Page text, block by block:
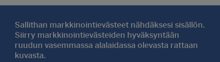
Sallithan markkinointievästeet nähdäksesi sisällön.
Siirry markkinointievästeiden hyväksyntään
ruudun vasemmassa alalaidassa olevasta rattaan
kuvasta.
Katso eteisen huima muutos: Musta Sovella-
säilytysjärjestelmä